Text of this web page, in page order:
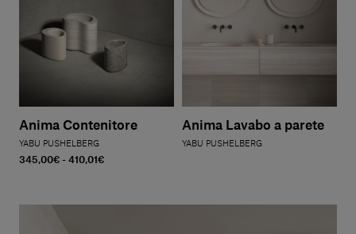
Anima Contenitore
YABU PUSHELBERG
345,00€ - 410,01€
Anima Lavabo a parete
YABU PUSHELBERG